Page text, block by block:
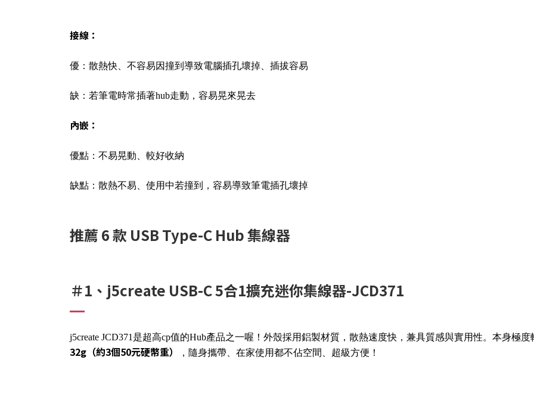
接線：
優：散熱快、不容易因撞到導致電腦插孔壞掉、插拔容易
缺：若筆電時常插著hub走動，容易晃來晃去
內嵌：
優點：不易晃動、較好收納
缺點：散熱不易、使用中若撞到，容易導致筆電插孔壞掉
推薦 6 款 USB Type-C Hub 集線器
＃1、j5create USB-C 5合1擴充迷你集線器-JCD371
j5create JCD371是超高cp值的Hub產品之一喔！外殼採用鋁製材質，散熱速度快，兼具質感與實用性。本身極度
32g（約3個50元硬幣重） ，隨身攜帶、在家使用都不佔空間、超級方便！